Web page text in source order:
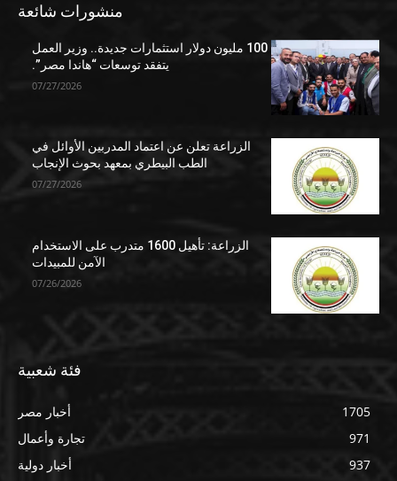
منشورات شائعة
100 مليون دولار استثمارات جديدة.. وزير العمل
يتفقد توسعات “هاندا مصر”.
07/27/2026
الزراعة تعلن عن اعتماد المدربين الأوائل في
الطب البيطري بمعهد بحوث الإنجاب
07/27/2026
الزراعة: تأهيل 1600 متدرب على الاستخدام
الآمن للمبيدات
07/26/2026
فئة شعبية
أخبار مصر
1705
تجارة وأعمال
971
أخبار دولية
937